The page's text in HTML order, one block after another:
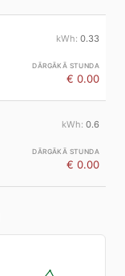
0.33
€ 0.00
0.6
€ 0.00